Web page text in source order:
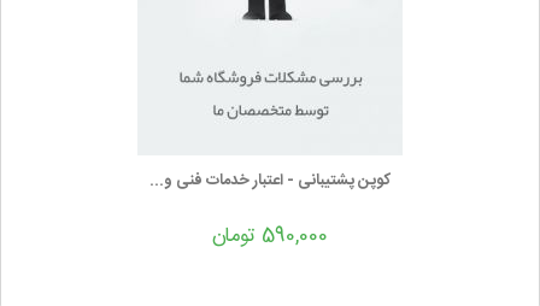
کوپن پشتیبانی - اعتبار خدمات فنی و...
590,000 تومان